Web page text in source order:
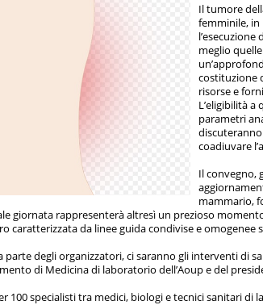
Il tumore
femminile, in
meglio
costituzione
risorse e
L’eligibilità
parametri
coadiuvare
Il convegno,
mammario,
giornata rappresenterà altresì un prezioso
caratterizzata da linee guida condivise e omogenee
parte degli organizzatori, ci saranno gli interventi di
di Medicina di laboratorio dell’Aoup e del
100 specialisti tra medici, biologi e tecnici sanitari